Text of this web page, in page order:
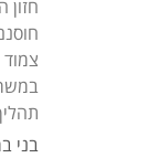
בני